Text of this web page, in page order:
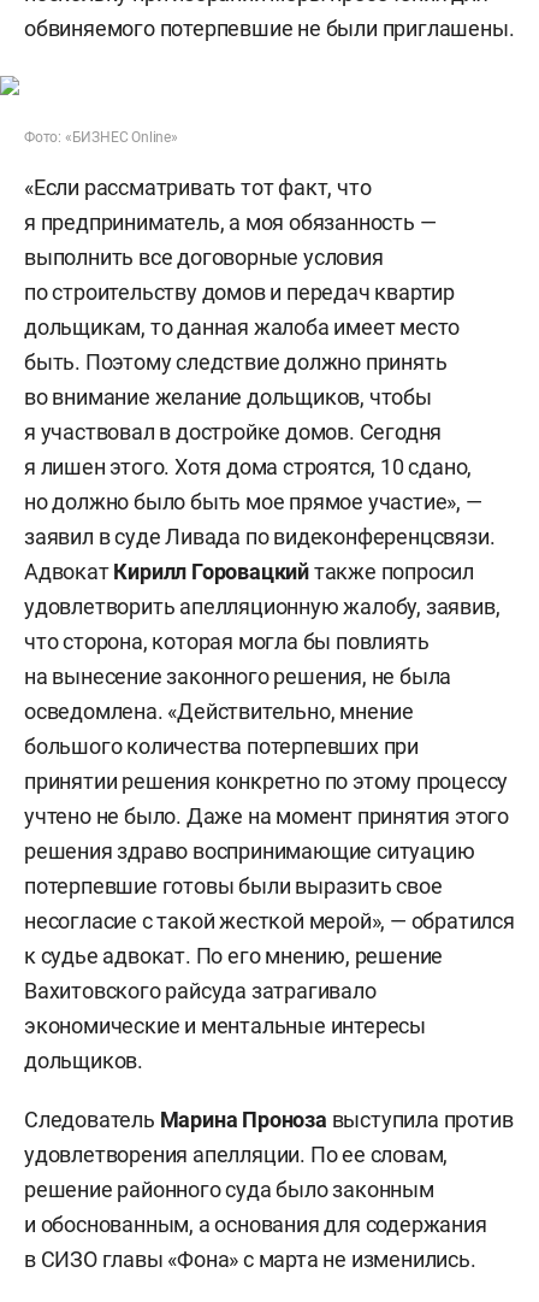
обвиняемого потерпевшие не были приглашены.
Фото: «БИЗНЕС Online»
«Если рассматривать тот факт, что
я предприниматель, а моя обязанность —
выполнить все договорные условия
по строительству домов и передач квартир
дольщикам, то данная жалоба имеет место
быть. Поэтому следствие должно принять
во внимание желание дольщиков, чтобы
я участвовал в достройке домов. Сегодня
я лишен этого. Хотя дома строятся, 10 сдано,
но должно было быть мое прямое участие», —
заявил в суде Ливада по видеконференцсвязи.
АдвокатКирилл Горовацкийтакже попросил
удовлетворить апелляционную жалобу, заявив,
что сторона, которая могла бы повлиять
на вынесение законного решения, не была
осведомлена. «Действительно, мнение
большого количества потерпевших при
принятии решения конкретно по этому процессу
учтено не было. Даже на момент принятия этого
решения здраво воспринимающие ситуацию
потерпевшие готовы были выразить свое
несогласие с такой жесткой мерой», — обратился
к судье адвокат. По его мнению, решение
Вахитовского райсуда затрагивало
экономические и ментальные интересы
дольщиков.
Следователь Марина Проноза выступила против
удовлетворения апелляции. По ее словам,
решение районного суда было законным
и обоснованным, а основания для содержания
в СИЗО главы «Фона» с марта не изменились.